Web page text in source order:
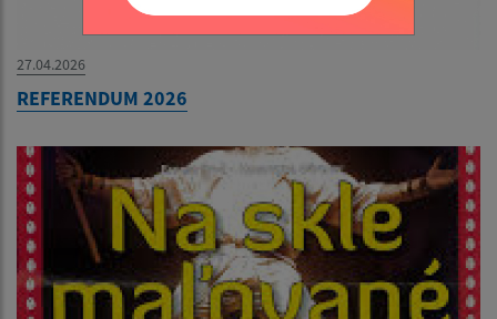
27.04.2026
REFERENDUM 2026